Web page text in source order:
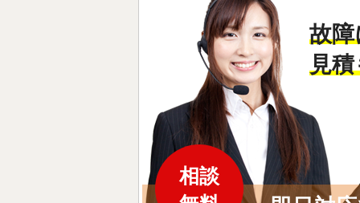
故
見
相談